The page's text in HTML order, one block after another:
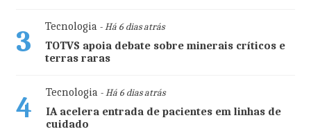
3 Tecnologia- Há 6 dias atrás
TOTVS apoia debate sobre minerais críticos e
terras raras
4 Tecnologia- Há 6 dias atrás
IA acelera entrada de pacientes em linhas de
cuidado